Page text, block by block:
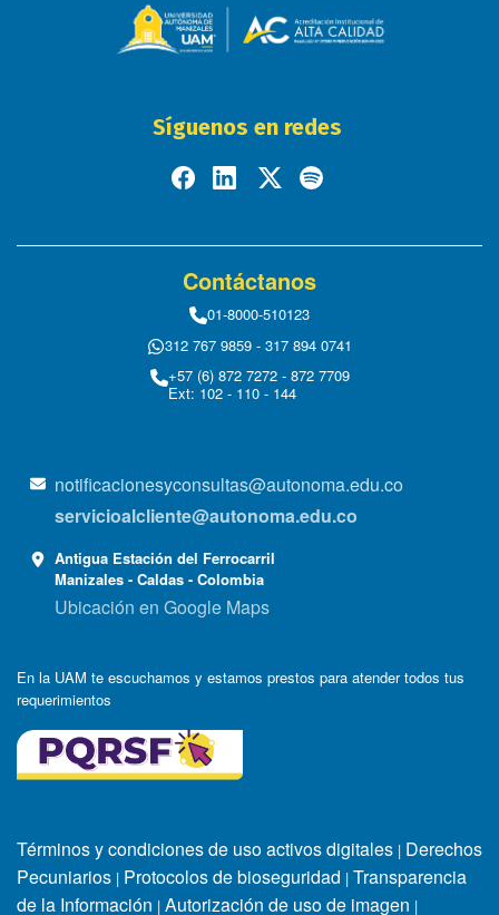
Síguenos en redes
Contáctanos
01-8000-510123
312 767 9859 - 317 894 0741
+57 (6) 872 7272 - 872 7709
Ext: 102 - 110 - 144
notificacionesyconsultas@autonoma.edu.co
servicioalcliente@autonoma.edu.co
Antigua Estación del Ferrocarril
Manizales - Caldas - Colombia
Ubicación en Google Maps
En la UAM te escuchamos y estamos prestos para atender todos tus
requerimientos
Términos y condiciones de uso activos digitales | Derechos
Pecuniarios | Protocolos de bioseguridad | Transparencia
de la Información | Autorización de uso de imagen |